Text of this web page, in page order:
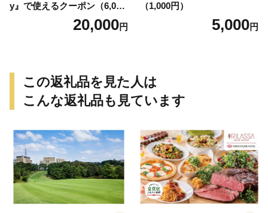
y』で使えるクーポン（6,000
20,000円
（1,000円）
5,000円
この返礼品を見た人は
こんな返礼品も見ています